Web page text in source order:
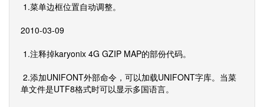
1.菜单边框位置自动调整。
2010-03-09
1.注释掉karyonix 4G GZIP MAP的部份代码。
2.添加UNIFONT外部命令，可以加载UNIFONT字库。当菜
单文件是UTF8格式时可以显示多国语言。